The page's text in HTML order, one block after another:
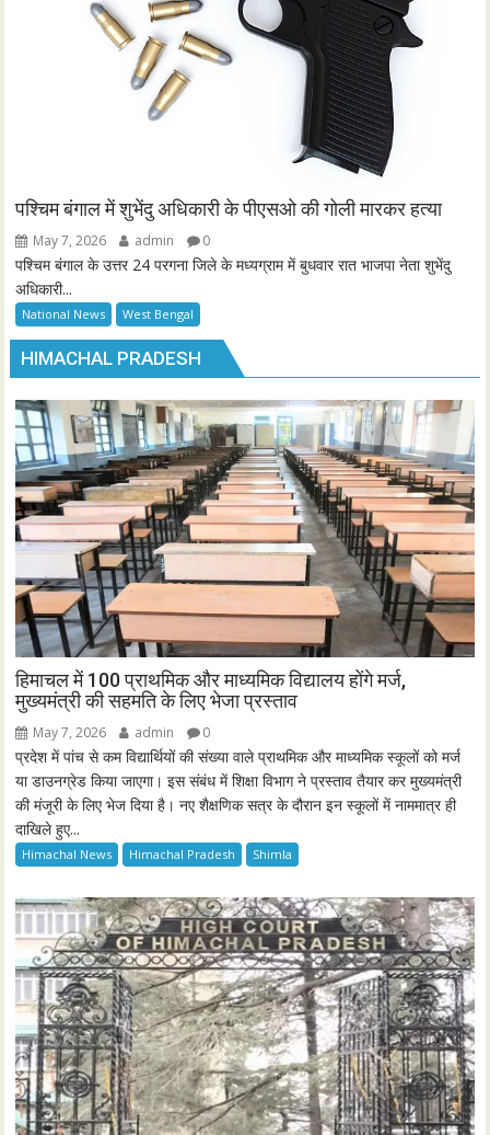
पश्चिम बंगाल में शुभेंदु अधिकारी के पीएसओ की गोली मारकर हत्या
May 7, 2026 admin 0
पश्चिम बंगाल के उत्तर 24 परगना जिले के मध्यग्राम में बुधवार रात भाजपा नेता शुभेंदु
अधिकारी...
National News West Bengal
HIMACHAL PRADESH
हिमाचल में 100 प्राथमिक और माध्यमिक विद्यालय होंगे मर्ज,
मुख्यमंत्री की सहमति के लिए भेजा प्रस्ताव
May 7, 2026 admin 0
प्रदेश में पांच से कम विद्यार्थियों की संख्या वाले प्राथमिक और माध्यमिक स्कूलों को मर्ज
या डाउनग्रेड किया जाएगा। इस संबंध में शिक्षा विभाग ने प्रस्ताव तैयार कर मुख्यमंत्री
की मंजूरी के लिए भेज दिया है। नए शैक्षणिक सत्र के दौरान इन स्कूलों में नाममात्र ही
दाखिले हुए...
Himachal News Himachal Pradesh Shimla